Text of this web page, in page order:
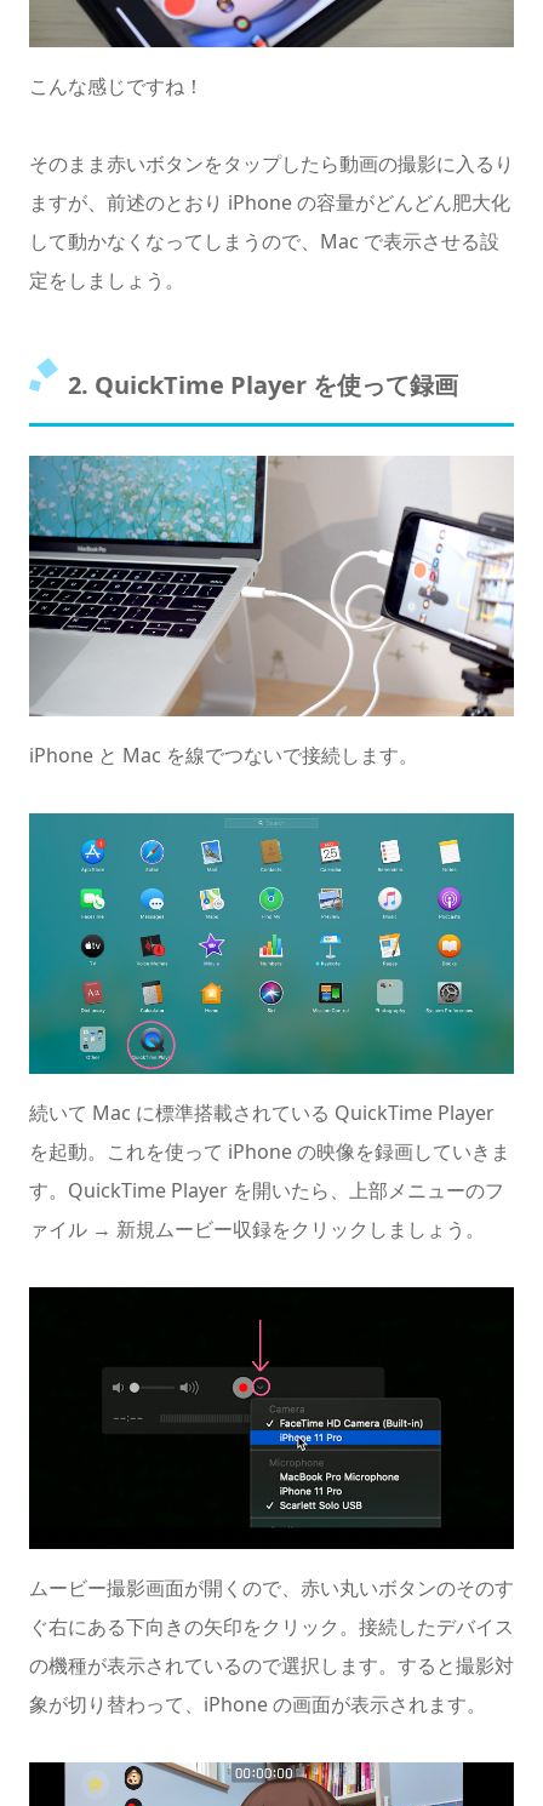
こんな感じですね！
そのまま赤いボタンをタップしたら動画の撮影に入るり
ますが、前述のとおり iPhone の容量がどんどん肥大化
して動かなくなってしまうので、Mac で表示させる設
定をしましょう。
2. QuickTime Player を使って録画
iPhone と Mac を線でつないで接続します。
続いて Mac に標準搭載されている QuickTime Player
を起動。これを使って iPhone の映像を録画していきま
す。QuickTime Player を開いたら、上部メニューのフ
ァイル → 新規ムービー収録をクリックしましょう。
ムービー撮影画面が開くので、赤い丸いボタンのそのす
ぐ右にある下向きの矢印をクリック。接続したデバイス
の機種が表示されているので選択します。すると撮影対
象が切り替わって、iPhone の画面が表示されます。